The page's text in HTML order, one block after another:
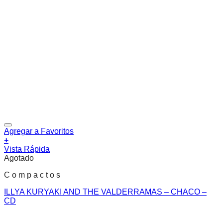
Agregar a Favoritos
+
Vista Rápida
Agotado
C o m p a c t o s
ILLYA KURYAKI AND THE VALDERRAMAS – CHACO –
CD